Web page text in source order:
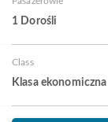
1 Dorośli
Class
Klasa ekonomiczna